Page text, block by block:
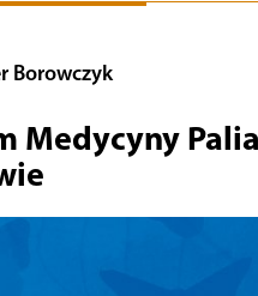
Borowczyk
Medycyny